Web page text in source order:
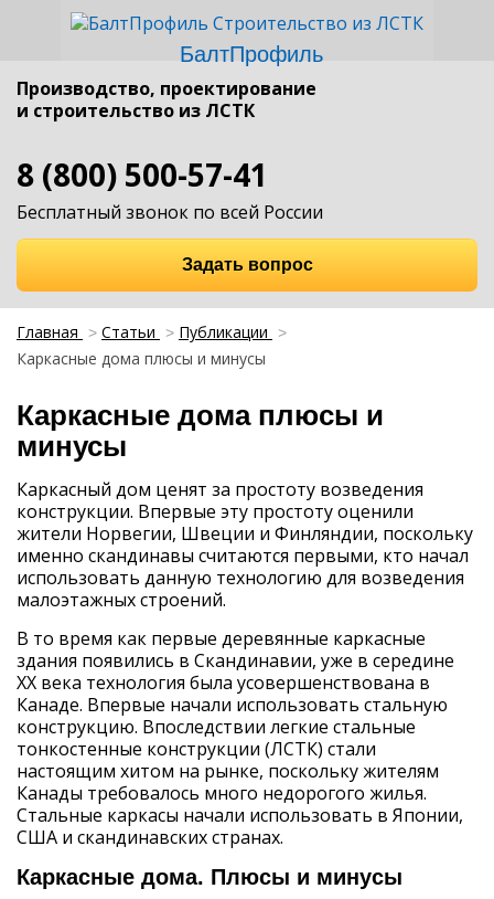
БалтПрофиль
Производство, проектирование
и строительство из ЛСТК
8 (800) 500-57-41
Бесплатный звонок по всей России
Задать вопрос
Главная Статьи
Публикации
Каркасные дома плюсы и минусы
Каркасные дома плюсы и
минусы
Каркасный дом ценят за простоту возведения
конструкции. Впервые эту простоту оценили
жители Норвегии, Швеции и Финляндии, поскольку
именно скандинавы считаются первыми, кто начал
использовать данную технологию для возведения
малоэтажных строений.
В то время как первые деревянные каркасные
здания появились в Скандинавии, уже в середине
XX века технология была усовершенствована в
Канаде. Впервые начали использовать стальную
конструкцию. Впоследствии легкие стальные
тонкостенные конструкции (ЛСТК) стали
настоящим хитом на рынке, поскольку жителям
Канады требовалось много недорогого жилья.
Стальные каркасы начали использовать в Японии,
США и скандинавских странах.
Каркасные дома. Плюсы и минусы